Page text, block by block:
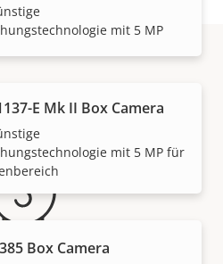
mit 5 MP
E Mk II Box Camera
mit 5 MP für
Box Camera